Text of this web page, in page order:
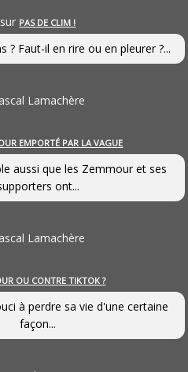
sur PAS DE CLIM !
? Faut-il en rire ou en pleurer ?...
Lamachère
EMPORTÉ PAR LA VAGUE
aussi que les Zemmour et ses
ont...
Lamachère
OU CONTRE TIKTOK ?
à perdre sa vie d'une certaine
façon...